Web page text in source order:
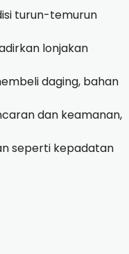
turun-temurun
lonjakan
daging, bahan
dan keamanan,
seperti kepadatan